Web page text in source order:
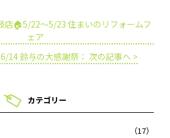
店🏠5/22～5/23 住まいのリフォームフ
ェア
14 鈴与の大感謝祭： 次の記事へ >
カテゴリー
（17）